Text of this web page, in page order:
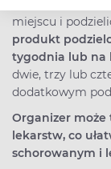
miejscu i
produkt
tygodnia lub na
dwie, trzy lub
dodatkowym
Organizer może
lekarstw, co
schorowanym i